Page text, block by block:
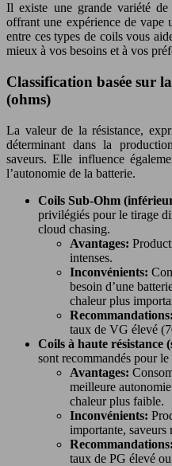
Il existe une grande variété
offrant une expérience de vape
entre ces types de coils vous
mieux à vos besoins et à vos
Classification basée sur
(ohms)
La valeur de la résistance,
déterminant dans la
saveurs. Elle influence
l’autonomie de la batterie.
Coils Sub-Ohm
privilégiés pour le tirage
cloud chasing.
Avantages:
intenses.
Inconvénients:
besoin d’une
chaleur plus
Recommandations:
taux de VG élevé
Coils à haute résistance
sont recommandés pour
Avantages:
meilleure
chaleur plus faible.
Inconvénients:
importante, saveurs
Recommandations:
taux de PG élevé